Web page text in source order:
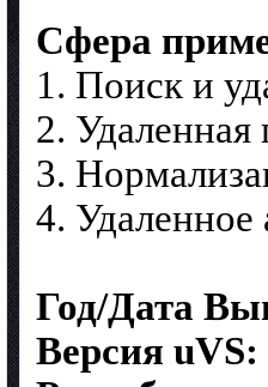
Сфера
1. Поиск и
2.
3.
4.
Год/Дата
Версия uVS: